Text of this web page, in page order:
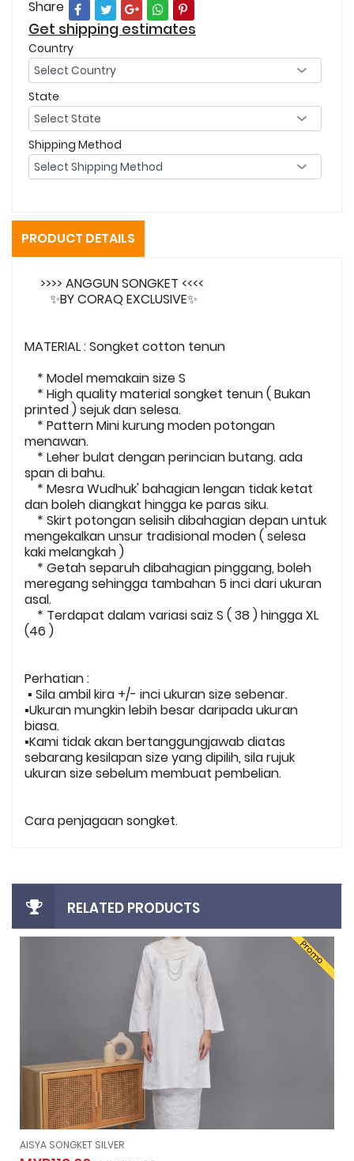
Share
Get shipping estimates
Country
State
Shipping Method
PRODUCT DETAILS
>>>> ANGGUN SONGKET <<<<
✨BY CORAQ EXCLUSIVE✨
MATERIAL : Songket cotton tenun
* Model memakain size S
* High quality material songket tenun ( Bukan
printed ) sejuk dan selesa.
* Pattern Mini kurung moden potongan
menawan.
* Leher bulat dengan perincian butang. ada
span di bahu.
* Mesra Wudhuk' bahagian lengan tidak ketat
dan boleh diangkat hingga ke paras siku.
* Skirt potongan selisih dibahagian depan untuk
mengekalkan unsur tradisional moden ( selesa
kaki melangkah )
* Getah separuh dibahagian pinggang, boleh
meregang sehingga tambahan 5 inci dari ukuran
asal.
* Terdapat dalam variasi saiz S ( 38 ) hingga XL
(46 )
Perhatian :
▪️ Sila ambil kira +/- inci ukuran size sebenar.
▪️Ukuran mungkin lebih besar daripada ukuran
biasa.
▪️Kami tidak akan bertanggungjawab diatas
sebarang kesilapan size yang dipilih, sila rujuk
ukuran size sebelum membuat pembelian.
Cara penjagaan songket.
RELATED PRODUCTS
Promo
AISYA SONGKET SILVER
AISYA SONGKET SILVER